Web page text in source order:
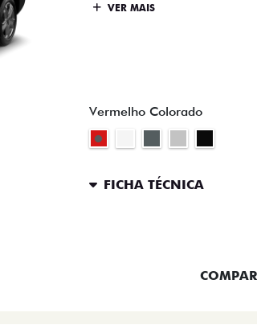
VER MAIS
Vermelho Colorado
FICHA TÉCNICA